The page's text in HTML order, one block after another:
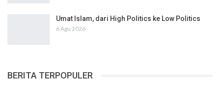
Umat Islam, dari High Politics ke Low Politics
6 Agu 2026
BERITA TERPOPULER